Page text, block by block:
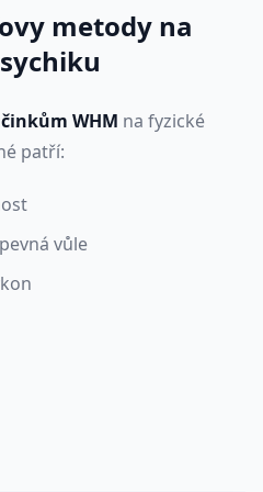
metody na
WHM na fyzické
patří:
vůle